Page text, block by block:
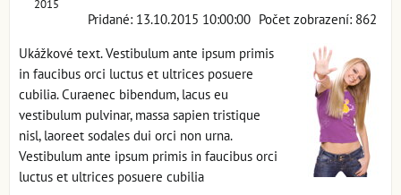
2015
Pridané: 13.10.2015 10:00:00 Počet zobrazení: 862
Ukážkové text. Vestibulum ante ipsum primis
in faucibus orci luctus et ultrices posuere
cubilia. Curaenec bibendum, lacus eu
vestibulum pulvinar, massa sapien tristique
nisl, laoreet sodales dui orci non urna.
Vestibulum ante ipsum primis in faucibus orci
luctus et ultrices posuere cubilia